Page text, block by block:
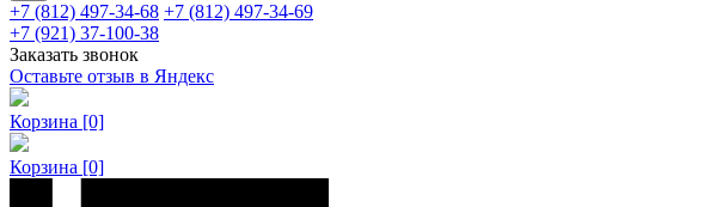
+7 (812) 497-34-68 +7 (812) 497-34-69
+7 (921) 37-100-38
Заказать звонок
Оставьте отзыв в Яндекс
Корзина [0]
Корзина [0]